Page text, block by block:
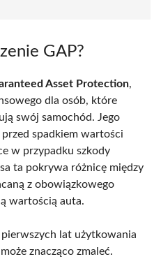
GAP?
Asset Protection,
dla osób, które
swój samochód. Jego
spadkiem wartości
w przypadku szkody
ta pokrywa różnicę między
z obowiązkowego
wartością auta.
lat użytkowania
znacząco zmaleć.